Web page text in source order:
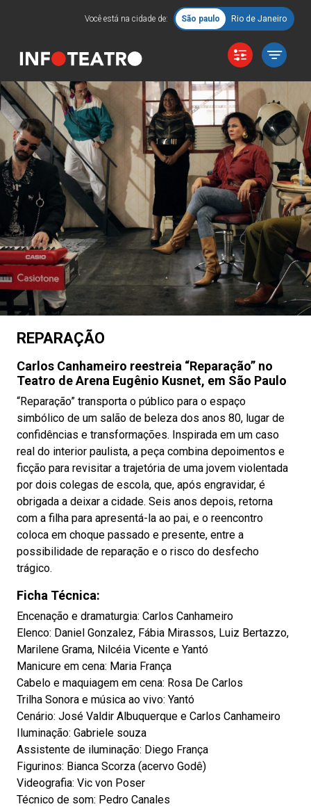
Você está na cidade de: São paulo Rio de Janeiro
REPARAÇÃO
Carlos Canhameiro reestreia “Reparação” no
Teatro de Arena Eugênio Kusnet, em São Paulo
“Reparação” transporta o público para o espaço
simbólico de um salão de beleza dos anos 80, lugar de
confidências e transformações. Inspirada em um caso
real do interior paulista, a peça combina depoimentos e
ficção para revisitar a trajetória de uma jovem violentada
por dois colegas de escola, que, após engravidar, é
obrigada a deixar a cidade. Seis anos depois, retorna
com a filha para apresentá-la ao pai, e o reencontro
coloca em choque passado e presente, entre a
possibilidade de reparação e o risco do desfecho
trágico.
Ficha Técnica:
Encenação e dramaturgia: Carlos Canhameiro
Elenco: Daniel Gonzalez, Fábia Mirassos, Luiz Bertazzo,
Marilene Grama, Nilcéia Vicente e Yantó
Manicure em cena: Maria França
Cabelo e maquiagem em cena: Rosa De Carlos
Trilha Sonora e música ao vivo: Yantó
Cenário: José Valdir Albuquerque e Carlos Canhameiro
Iluminação: Gabriele souza
Assistente de iluminação: Diego França
Figurinos: Bianca Scorza (acervo Godê)
Videografia: Vic von Poser
Técnico de som: Pedro Canales